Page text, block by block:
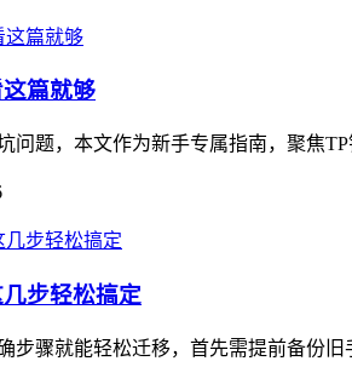
篇就够
问题，本文作为新手专属指南，聚焦
步轻松搞定
步骤就能轻松迁移，首先需提前备份